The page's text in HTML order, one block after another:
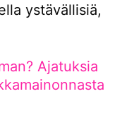
ystävällisiä,
Ajatuksia